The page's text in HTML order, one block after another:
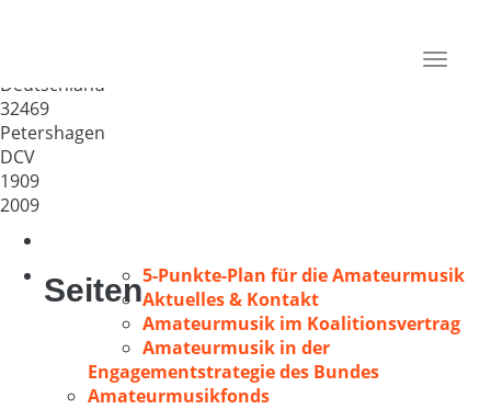
Toggle
Deutschland
32469
Petershagen
DCV
1909
2009
Seiten5-Punkte-Plan für die Amateurmusik
Aktuelles & Kontakt
Amateurmusik im Koalitionsvertrag
Amateurmusik in der
Engagementstrategie des Bundes
Amateurmusikfonds